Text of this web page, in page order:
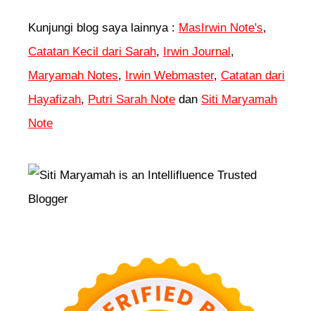
Kunjungi blog saya lainnya : MasIrwin Note's,
Catatan Kecil dari Sarah, Irwin Journal ,
Maryamah Notes, Irwin Webmaster, Catatan dari
Hayafizah, Putri Sarah Note dan Siti Maryamah
Note